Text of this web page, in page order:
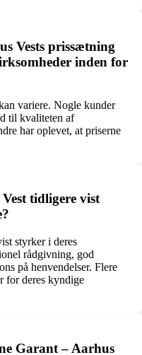
Vests prissætning
inden for
variere. Nogle kunder
til kvaliteten af
har oplevet, at priserne
tidligere vist
styrker i deres
rådgivning, god
på henvendelser. Flere
for deres kyndige
Garant – Aarhus